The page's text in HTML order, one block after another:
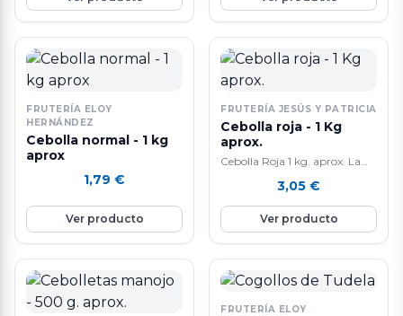
para la regeneracion celular) y
B6 (implicada en la
produccion de globulos rojos),
y tambien en vitamina C, que
destaca por su propiedad
antioxidante. y minerales
como el potasio, el magnesio
FRUTERÍA ELOY
HERNÁNDEZ
Cebolla normal - 1 kg
aprox
1,79 €
Ver producto
FRUTERÍA JESÚS Y PATRICIA
Cebolla roja - 1 Kg
aprox.
Cebolla Roja 1 kg. aprox. La
contenido en azufre y
quercetina. El azufre es un
componente de la queratina
que mejora la circulacion
sanguinea del cuero cabelludo
y la produccion de colageno.
Ademas, presenta
propiedades antibacterianas.
3,05 €
Ver producto
FRUTERÍA ELOY